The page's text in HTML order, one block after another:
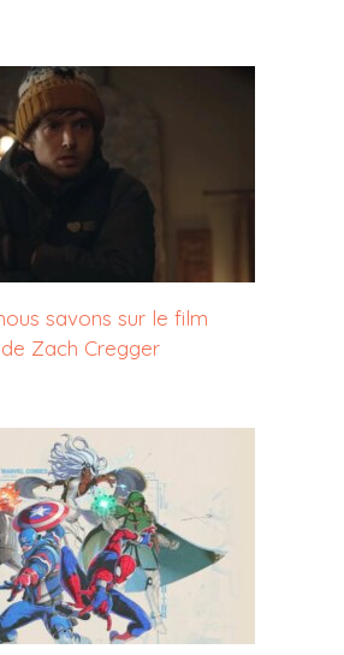
savons sur le film
Zach Cregger